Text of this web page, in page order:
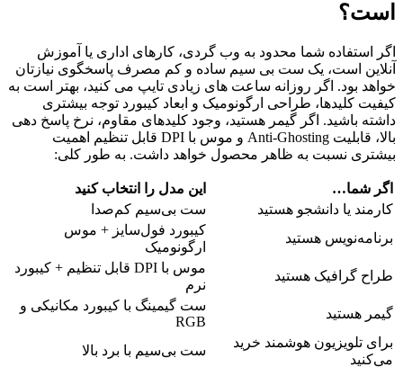
است؟
اگر استفاده شما محدود به وب گردی، کارهای اداری یا آموزش
آنلاین است، یک ست بی سیم ساده و کم مصرف پاسخگوی نیازتان
خواهد بود. اگر روزانه ساعت های زیادی تایپ می کنید، بهتر است به
کیفیت کلیدها، طراحی ارگونومیک و ابعاد کیبورد توجه بیشتری
داشته باشید. اگر گیمر هستید، وجود کلیدهای مقاوم، نرخ پاسخ دهی
بالا، قابلیت Anti-Ghosting و موس با DPI قابل تنظیم اهمیت
بیشتری نسبت به ظاهر محصول خواهد داشت. به طور کلی:
اگر شما…
این مدل را انتخاب کنید
کارمند یا دانشجو هستید
ست بی‌سیم کم‌صدا
برنامه‌نویس هستید
کیبورد فول‌سایز + موس
ارگونومیک
طراح گرافیک هستید
موس با DPI قابل تنظیم + کیبورد
نرم
گیمر هستید
ست گیمینگ با کیبورد مکانیکی و
RGB
برای تلویزیون هوشمند خرید
می‌کنید
ست بی‌سیم با برد بالا